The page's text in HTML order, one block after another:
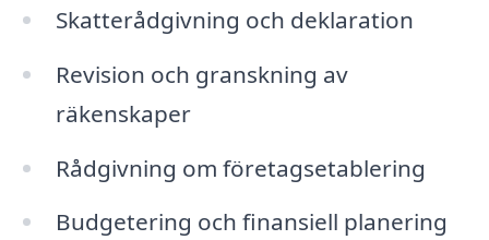
Skatterådgivning och deklaration
Revision och granskning av
räkenskaper
Rådgivning om företagsetablering
Budgetering och finansiell planering